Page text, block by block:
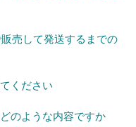
売して発送するまでの
ください
のような内容ですか